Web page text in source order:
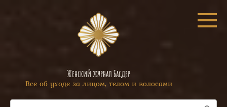
Женский журнал Басдер
Все об уходе за лицом, телом и волосами
Поиск: